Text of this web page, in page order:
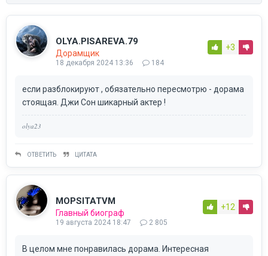
OLYA.PISAREVA.79
Дорамщик
18 декабря 2024 13:36 184
+3
если разблокируют , обязательно пересмотрю - дорама
стоящая. Джи Сон шикарный актер !
olya23
ОТВЕТИТЬ ЦИТАТА
MOPSITATVM
Главный биограф
19 августа 2024 18:47 2 805
+12
В целом мне понравилась дорама. Интересная